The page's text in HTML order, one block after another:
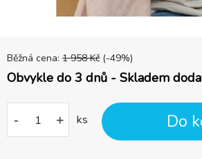
Běžná cena: 1 958 Kč (-49%)
Obvykle do 3 dnů - Skladem
- + ks Do